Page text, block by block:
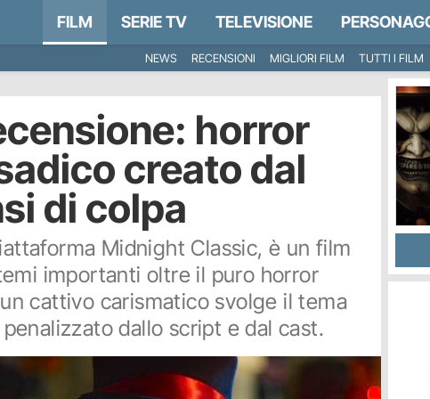
FILM SERIE TV TELEVISIONE
NEWS RECENSIONI MIGLIORI FILM TUTTI I FILM
horror
creato dal
di colpa
Midnight Classic, è un film
importanti oltre il puro horror
cattivo carismatico svolge il tema
dallo script e dal cast.